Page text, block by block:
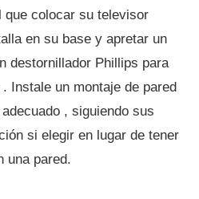
que colocar su televisor
en su base y apretar un
destornillador Phillips para
Instale un montaje de pared
, siguiendo sus
si elegir en lugar de tener
una pared.